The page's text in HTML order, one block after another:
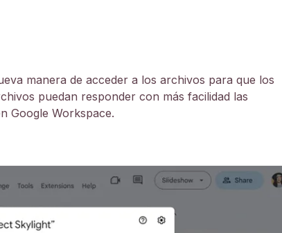
manera de acceder a los archivos para que los
puedan responder con más facilidad las
Google Workspace.